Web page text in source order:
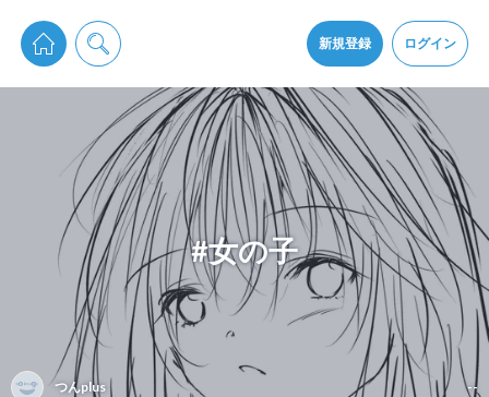
新規登録 ログイン
pixiv Sketchは2024年5月28日付で プライパシーポリシーを改定しました。
通知を受け取るにはここをクリックします
pixiv Sketchアプリでさらに快適に！
アプリをインストール
#女の子
つんplus --